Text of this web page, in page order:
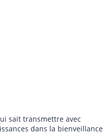
sait transmettre avec
dans la bienveillance